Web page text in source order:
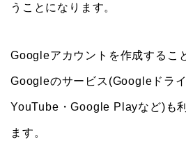
うことになります。
Googleアカウントを作成するこ
Googleのサービス(Googleドラ
YouTube・Google Playなど)も
ます。